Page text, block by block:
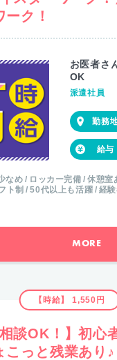
ク！
お医者さ
OK
派遣社員
なめ ロッカー完備
休憩室
ト制 50代以上も活躍 経
MORE
【時給】 1,550円
談OK！】初心
こっと残業あり♪